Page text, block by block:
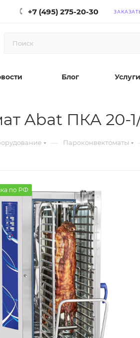
+7 (495) 275-20-30
Блог Услуги
Abat ПКА 20-
— Пароконвектоматы
по РФ